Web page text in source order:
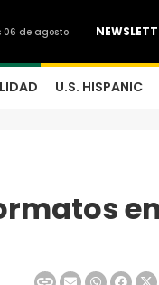
06 de agosto
U.S. HISPANIC
en